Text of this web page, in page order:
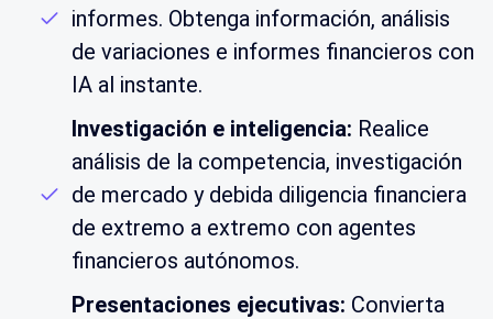
informes. Obtenga información, análisis
de variaciones e informes financieros con
IA al instante.
Investigación e inteligencia: Realice
análisis de la competencia, investigación
de mercado y debida diligencia financiera
de extremo a extremo con agentes
financieros autónomos.
Presentaciones ejecutivas: Convierta